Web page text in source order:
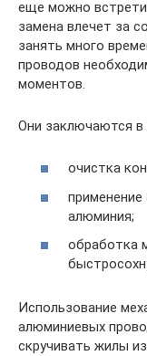
еще можно
замена влечет за
занять много
проводов
моментов.
Они заключаются
очистка
алюминия;
обработка
Использование
алюминиевых
скручивать жилы